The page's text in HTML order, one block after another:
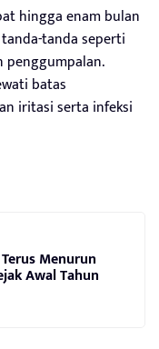
hingga enam bulan
tanda seperti
batas
iritasi serta infeksi
Menurun
Awal Tahun